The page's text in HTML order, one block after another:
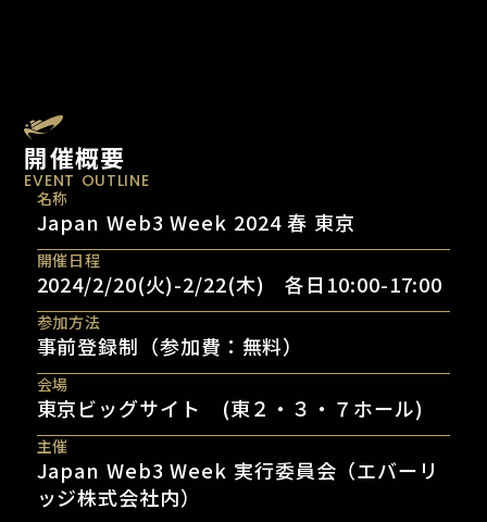
開催概要
EVENT OUTLINE
名称
Japan Web3 Week 2024 春 東京
開催日程
2024/2/20(火)-2/22(木) 各日10:00-17:00
参加方法
事前登録制（参加費：無料）
会場
東京ビッグサイト (東２・３・７ホール)
主催
Japan Web3 Week 実行委員会（エバーリ
ッジ株式会社内）